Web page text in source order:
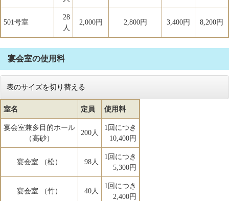
501号室
28
人
2,000円 2,800円 3,400円 8,200円
宴会室の使用料
表のサイズを切り替える
室名 定員 使用料
宴会室兼多目的ホール
（高砂）
200人
1回につき
10,400円
宴会室 （松） 98人
1回につき
5,300円
宴会室 （竹） 40人
1回につき
2,400円